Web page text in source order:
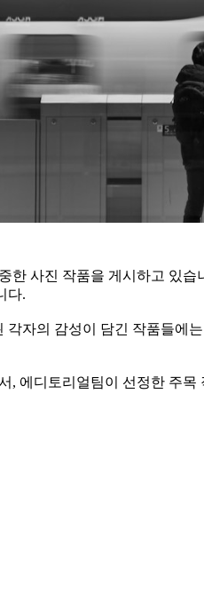
한 사진 작품을 게시하고 있
다.
자의 감성이 담긴 작품들
, 에디토리얼팀이 선정한 주목